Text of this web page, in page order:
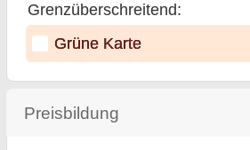
Grenzüberschreitend:
Grüne Karte
Preisbildung